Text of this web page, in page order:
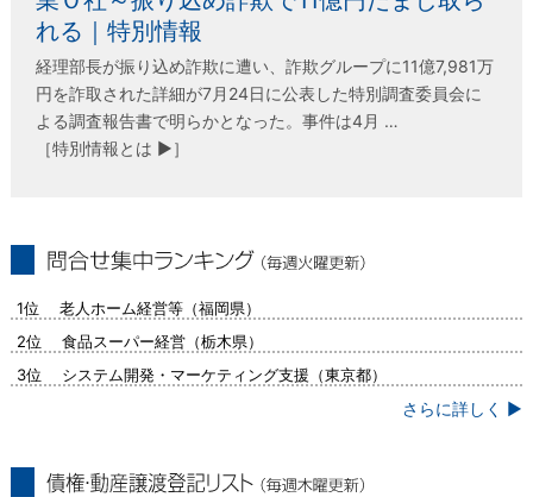
れる｜特別情報
経理部長が振り込め詐欺に遭い、詐欺グループに11億7,981万
円を詐取された詳細が7月24日に公表した特別調査委員会に
よる調査報告書で明らかとなった。事件は4月 …
［特別情報とは ▶］
1位 老人ホーム経営等（福岡県）
2位 食品スーパー経営（栃木県）
3位 システム開発・マーケティング支援（東京都）
さらに詳しく ▶